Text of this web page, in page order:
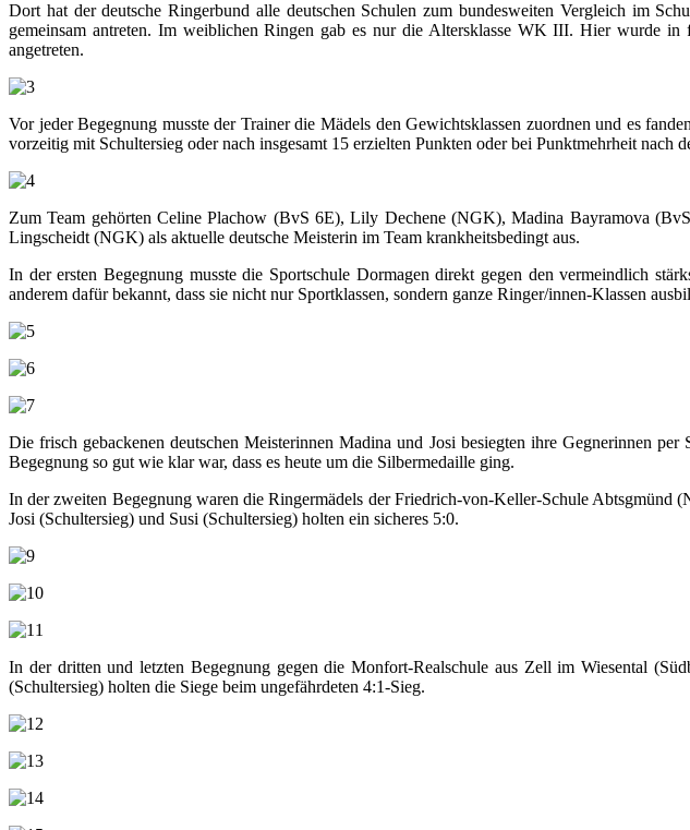
Dort hat der deutsche Ringerbund alle deutschen Schulen zum bundesweiten Vergleich im
gemeinsam antreten. Im weiblichen Ringen gab es nur die Altersklasse WK III. Hier wurde in
angetreten.
Vor jeder Begegnung musste der Trainer die Mädels den Gewichtsklassen zuordnen und es
vorzeitig mit Schultersieg oder nach insgesamt 15 erzielten Punkten oder bei Punktmehrheit nach
Zum Team gehörten Celine Plachow (BvS 6E), Lily Dechene (NGK), Madina Bayramova
Lingscheidt (NGK) als aktuelle deutsche Meisterin im Team krankheitsbedingt aus.
In der ersten Begegnung musste die Sportschule Dormagen direkt gegen den vermeindlich
anderem dafür bekannt, dass sie nicht nur Sportklassen, sondern ganze Ringer/innen-Klassen
Die frisch gebackenen deutschen Meisterinnen Madina und Josi besiegten ihre Gegnerinnen
Begegnung so gut wie klar war, dass es heute um die Silbermedaille ging.
In der zweiten Begegnung waren die Ringermädels der Friedrich-von-Keller-Schule
Josi (Schultersieg) und Susi (Schultersieg) holten ein sicheres 5:0.
In der dritten und letzten Begegnung gegen die Monfort-Realschule aus Zell im Wiesental
(Schultersieg) holten die Siege beim ungefährdeten 4:1-Sieg.